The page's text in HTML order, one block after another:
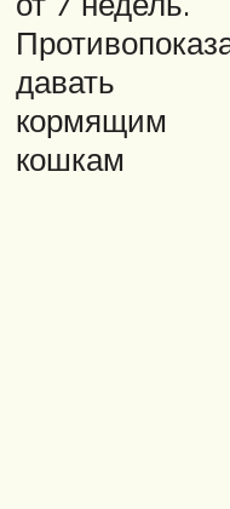
давать
кормящим
кошкам